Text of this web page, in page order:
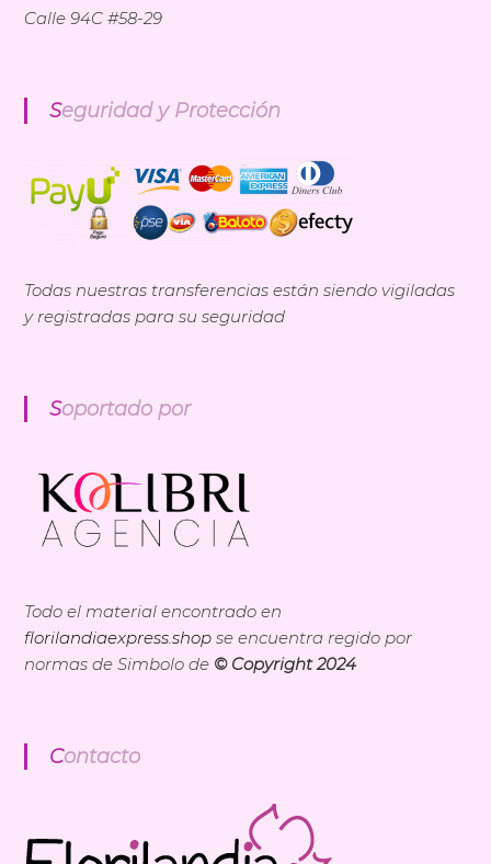
Calle 94C #58-29
Seguridad y Protección
Todas nuestras transferencias están siendo vigiladas
y registradas para su seguridad
Soportado por
Todo el material encontrado en
florilandiaexpress.shopse encuentra regido por
normas de Simbolo de © Copyright 2024
Contacto